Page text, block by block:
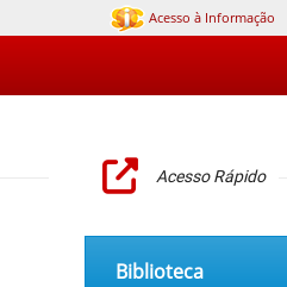
Acesso à Informação
Acesso Rápido
Biblioteca